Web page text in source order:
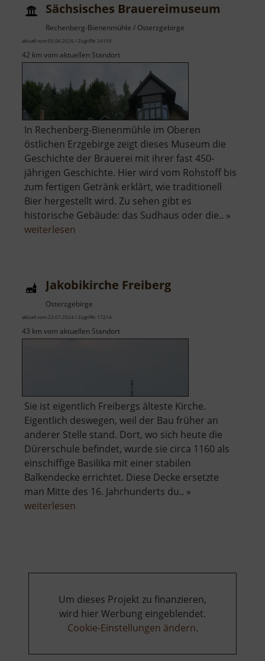
Sächsisches Brauereimuseum
Rechenberg-Bienenmühle / Osterzgebirge
aktuell vom 05.06.2026 / Zugriffe: 24159
42 km vom aktuellen Standort
In Rechenberg-Bienenmühle im Oberen
östlichen Erzgebirge zeigt dieses Museum die
Geschichte der Brauerei mit ihrer fast 450-
jährigen Geschichte. Hier wird vom Rohstoff bis
zum fertigen Getränk erklärt, wie traditionell
Bier hergestellt wird. Zu sehen gibt es
historische Gebäude: das Sudhaus oder die.. »
weiterlesen
Jakobikirche Freiberg
Osterzgebirge
aktuell vom 23.07.2024 / Zugriffe: 17214
43 km vom aktuellen Standort
Sie ist eigentlich Freibergs älteste Kirche.
Eigentlich deswegen, weil der Bau früher an
anderer Stelle stand. Dort, wo sich heute die
Dürerschule befindet, wurde sie circa 1160 als
einschiffige Basilika mit einer stabilen
Balkendecke errichtet. Diese Decke ersetzte
man Mitte des 16. Jahrhunderts du.. »
weiterlesen
Um dieses Projekt zu finanzieren,
wird hier Werbung eingeblendet.
Cookie-Einstellungen ändern.